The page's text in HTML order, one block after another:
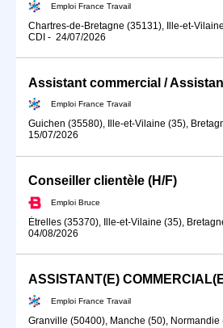
Emploi France Travail
Chartres-de-Bretagne (35131), Ille-et-
CDI - 24/07/2026
Emploi France Travail
Guichen (35580), Ille-et-Vilaine (35),
15/07/2026
Conseiller clientèle (H/F)
Emploi Bruce
Étrelles (35370), Ille-et-Vilaine (35),
04/08/2026
Emploi France Travail
Granville (50400), Manche (50), Normandie